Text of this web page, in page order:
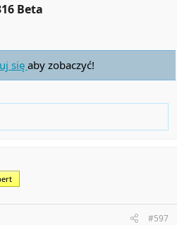
Beta​
sięaby zobaczyć!
#597